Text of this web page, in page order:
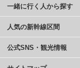
一緒に行く人から探す
人気の新幹線区間
公式SNS・観光情報